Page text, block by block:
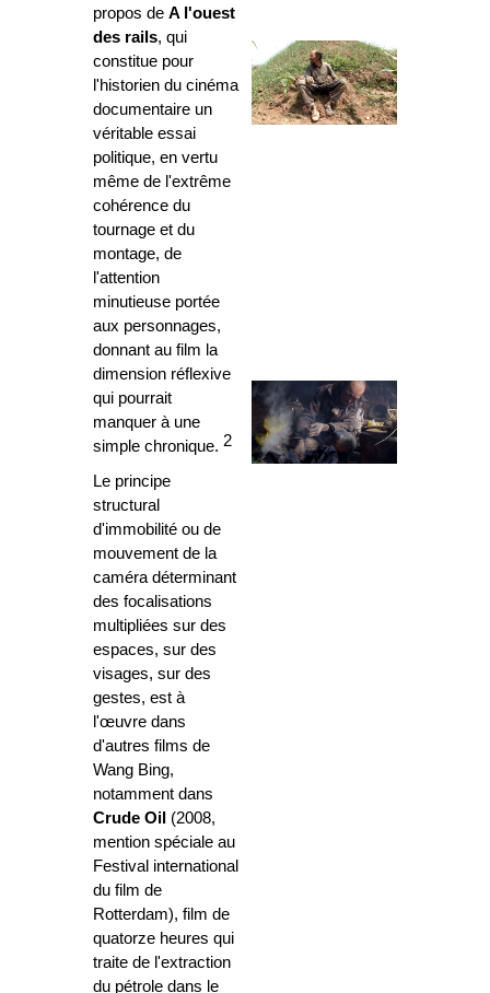
propos de A l'ouest
des rails, qui
constitue pour
l'historien du cinéma
documentaire un
véritable essai
politique, en vertu
même de l'extrême
cohérence du
tournage et du
montage, de
l'attention
minutieuse portée
aux personnages,
donnant au film la
dimension réflexive
qui pourrait
manquer à une
simple chronique. 2
Le principe
structural
d'immobilité ou de
mouvement de la
caméra déterminant
des focalisations
multipliées sur des
espaces, sur des
visages, sur des
gestes, est à
l'œuvre dans
d'autres films de
Wang Bing,
notamment dans
Crude Oil (2008,
mention spéciale au
Festival international
du film de
Rotterdam), film de
quatorze heures qui
traite de l'extraction
du pétrole dans le